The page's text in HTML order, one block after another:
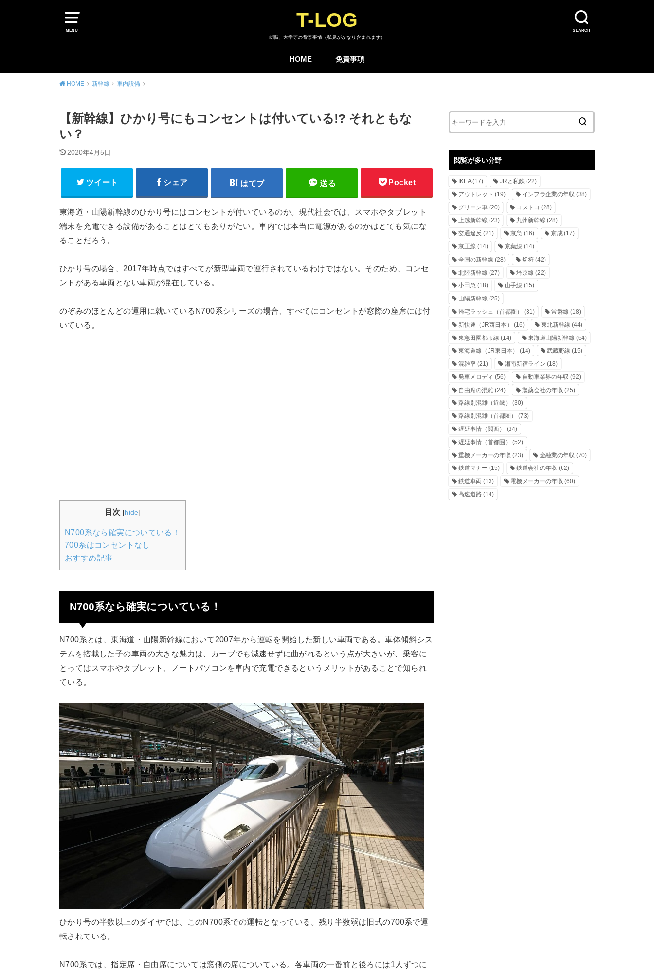
MENU SEARCH
T-LOG
就職、大学等の背景事情（私見がかなり含まれます）
HOME 免責事項
HOME 新幹線 車内設備
【新幹線】ひかり号にもコンセントは付いている!? それともな
い？
2020年4月5日
ツイート シェア はてブ 送る Pocket
東海道・山陽新幹線のひかり号にはコンセントが付いているのか。現代社会では、スマホやタブレット
端末を充電できる設備があることはとてもありがたい。車内では本当に電源があるのかはとても気にな
ることだろう。
ひかり号の場合、2017年時点ではすべてが新型車両で運行されているわけではない。そのため、コンセ
ントがある車両とない車両が混在している。
のぞみのほとんどの運用に就いているN700系シリーズの場合、すべてにコンセントが窓際の座席には付
いている。
目次 [hide]
N700系なら確実についている！
700系はコンセントなし
おすすめ記事
N700系なら確実についている！
N700系とは、東海道・山陽新幹線において2007年から運転を開始した新しい車両である。車体傾斜シス
テムを搭載した子の車両の大きな魅力は、カーブでも減速せずに曲がれるという点が大きいが、乗客に
とってはスマホやタブレット、ノートパソコンを車内で充電できるというメリットがあることで知られ
ている。
ひかり号の半数以上のダイヤでは、このN700系での運転となっている。残り半数弱は旧式の700系で運
転されている。
N700系では、指定席・自由席については窓側の席についている。各車両の一番前と後ろには1人ずつに
閲覧が多い分野
IKEA(17) JRと私鉄 (22)
アウトレット (19) インフラ企業の年収 (38)
グリーン車 (20) コストコ (28)
上越新幹線 (23) 九州新幹線 (28)
交通違反 (21) 京急 (16) 京成(17)
京王線 (14) 京葉線 (14)
全国の新幹線 (28) 切符(42)
北陸新幹線 (27) 埼京線 (22)
小田急 (18) 山手線 (15)
山陽新幹線 (25)
帰宅ラッシュ（首都圏）
(31) 常磐線 (18)
新快速（JR西日本）
(16) 東北新幹線 (44)
東急田園都市線 (14) 東海道山陽新幹線 (64)
東海道線（JR東日本）
(14) 武蔵野線 (15)
混雑率 (21) 湘南新宿ライン (18)
発車メロディ (56) 自動車業界の年収 (92)
自由席の混雑 (24) 製薬会社の年収 (25)
路線別混雑（近畿）
(30)
路線別混雑（首都圏）
(73)
遅延事情（関西）
(34)
遅延事情（首都圏）
(52)
重機メーカーの年収 (23) 金融業の年収 (70)
鉄道マナー (15) 鉄道会社の年収 (62)
鉄道車両 (13) 電機メーカーの年収 (60)
高速道路 (14)